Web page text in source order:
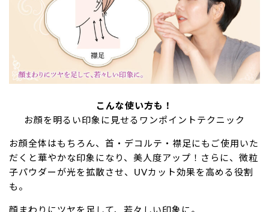
こんな使い方も！
お顔を明るい印象に見せるワンポイントテクニック
お顔全体はもちろん、首・デコルテ・襟足にもご使用いた
だくと華やかな印象になり、美人度アップ！さらに、微粒
子パウダーが光を拡散させ、UVカット効果を高める役割
も。